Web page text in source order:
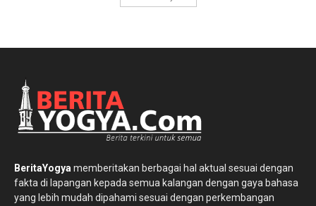
BeritaYogya memberitakan berbagai hal aktual sesuai dengan
fakta di lapangan kepada semua kalangan dengan gaya bahasa
yang lebih mudah dipahami sesuai dengan perkembangan